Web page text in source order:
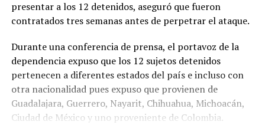
presentar a los 12 detenidos, aseguró que fueron
contratados tres semanas antes de perpetrar el ataque.
Durante una conferencia de prensa, el portavoz de la
dependencia expuso que los 12 sujetos detenidos
pertenecen a diferentes estados del país e incluso con
otra nacionalidad pues expuso que provienen de
Guadalajara, Guerrero, Nayarit, Chihuahua, Michoacán,
Ciudad de México y uno proveniente de Colombia.